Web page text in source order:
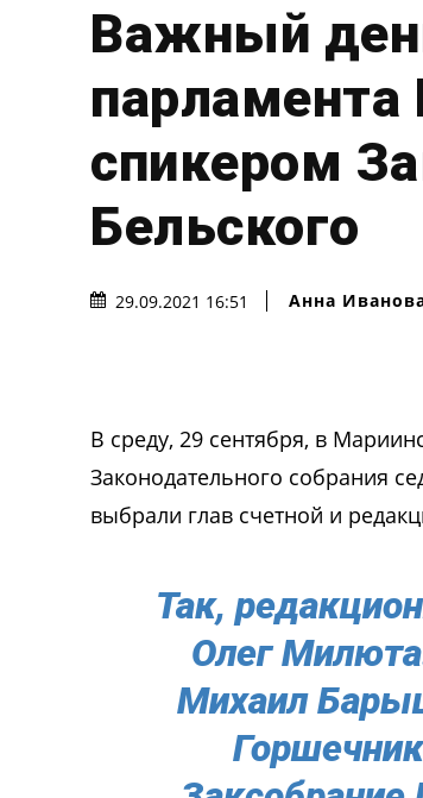
Важный
парламента
спикером
Бельского
29.09.2021 16:51 Анна
В среду, 29 сентября, в
Законодательного собрания
выбрали глав счетной и
Так,
Олег
Михаил